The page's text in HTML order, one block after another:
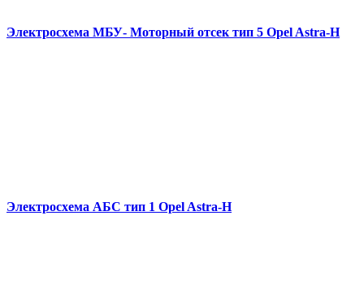
Электросхема МБУ- Моторный отсек тип 5 Opel Astra-H
Электросхема АБС тип 1 Opel Astra-H